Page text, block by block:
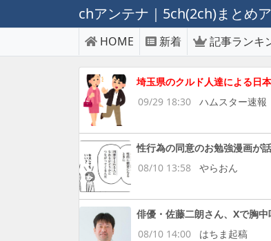
chアンテナ｜5ch(2ch)まとめ
HOME 新着 記事ランキ
埼玉県のクルド人達による日
09/29 18:30
ハムスター速報
性行為の同意のお勉強漫画が
08/10 13:58
やらおん
俳優・佐藤二朗さん、Xで胸
08/10 14:00
はちま起稿